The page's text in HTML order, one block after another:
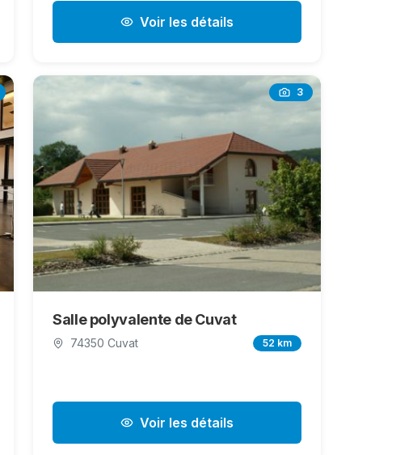
Voir les détails
3
Salle polyvalente de Cuvat
74350 Cuvat 52 km
Voir les détails